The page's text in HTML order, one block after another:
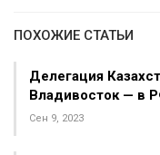
ПОХОЖИЕ СТАТЬИ
Делегация
Владивосток — в
Сен 9, 2023